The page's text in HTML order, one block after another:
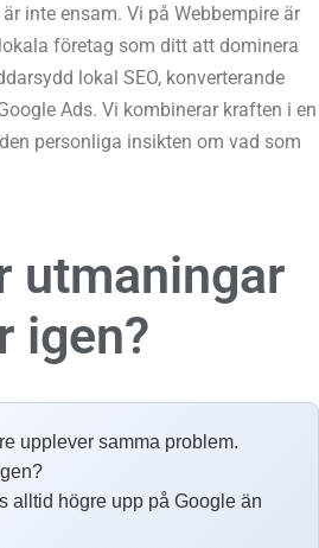
inte ensam. Vi på Webbempire är
företag som ditt att dominera
lokal SEO, konverterande
Ads. Vi kombinerar kraften i en
personliga insikten om vad som
utmaningar
igen?
upplever samma problem.
alltid högre upp på Google än